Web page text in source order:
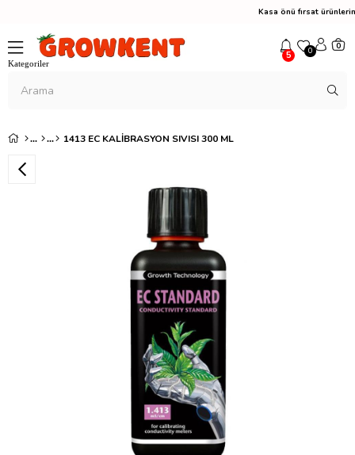
Kasa önü fırsat
5 0 0
1413 EC KALIBRASYON SIVISI 300 ML